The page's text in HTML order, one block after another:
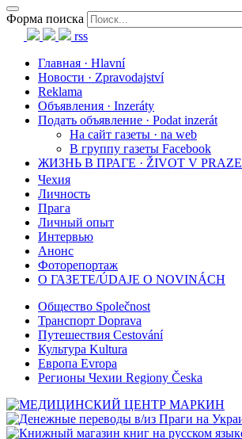
Форма поиска
rss
Главная · Hlavní
Новости · Zpravodajství
Reklama
Объявления · Inzeráty
Подать объявление · Podat inzerát
На сайт газеты · na web
В группу газеты Facebook
ЖИЗНЬ В ПРАГЕ · ŽIVOT V PRAZE
Чехия
Личность
Прага
Личный опыт
Интервью
Анонс
Фоторепортаж
О ГАЗЕТЕ/ÚDAJE O NOVINÁCH
Общество Společnost
Транспорт Doprava
Путешествия Cestování
Культура Kultura
Европа Evropa
Регионы Чехии Regiony Česka